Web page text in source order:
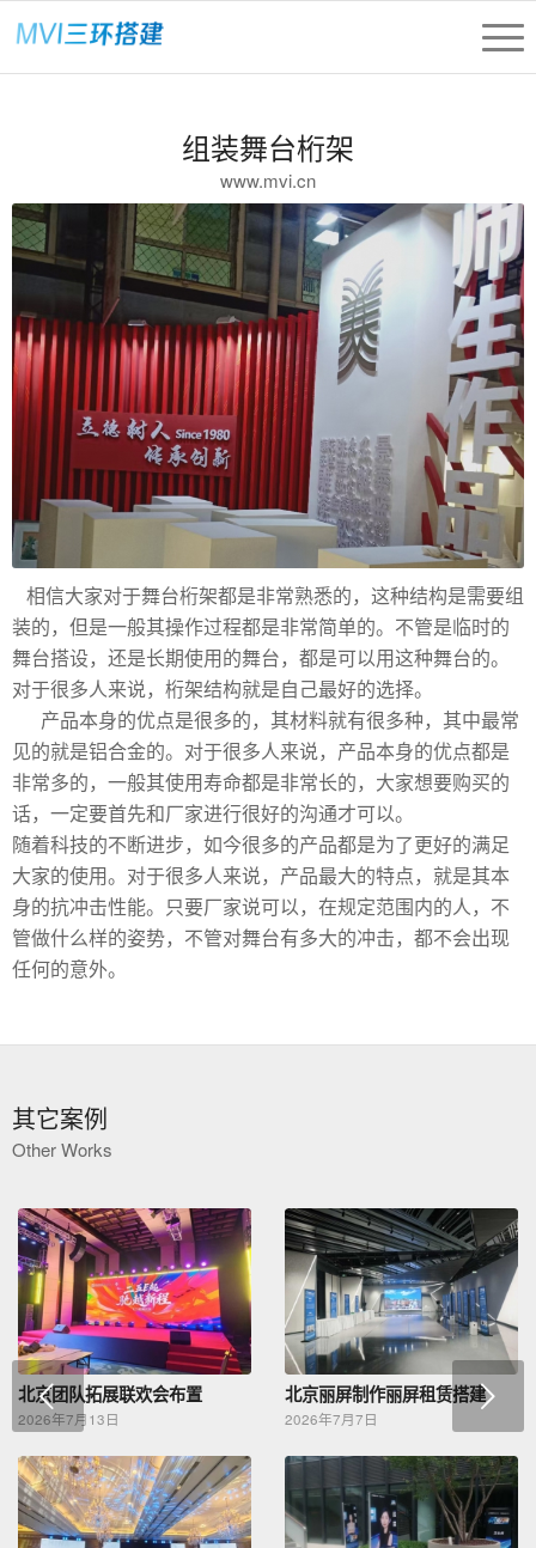
组装舞台桁架
www.mvi.cn
相信大家对于舞台桁架都是非常熟悉的，这种结构是需要组
装的，但是一般其操作过程都是非常简单的。不管是临时的
舞台搭设，还是长期使用的舞台，都是可以用这种舞台的。
对于很多人来说，桁架结构就是自己最好的选择。
产品本身的优点是很多的，其材料就有很多种，其中最常
见的就是铝合金的。对于很多人来说，产品本身的优点都是
非常多的，一般其使用寿命都是非常长的，大家想要购买的
话，一定要首先和厂家进行很好的沟通才可以。
随着科技的不断进步，如今很多的产品都是为了更好的满足
大家的使用。对于很多人来说，产品最大的特点，就是其本
身的抗冲击性能。只要厂家说可以，在规定范围内的人，不
管做什么样的姿势，不管对舞台有多大的冲击，都不会出现
任何的意外。
其它案例
Other Works
北京团队拓展联欢会布置
2026年7月13日
北京丽屏制作丽屏租赁搭建
2026年7月7日
下一页